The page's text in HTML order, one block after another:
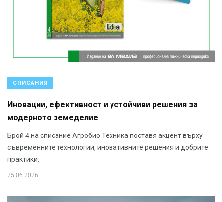
СПИСАНИЯ
Иновации, ефективност и устойчиви решения за
модерното земеделие
Брой 4 на списание Агробио Техника поставя акцент върху
съвременните технологии, иновативните решения и добрите
практики.
25.06.2026